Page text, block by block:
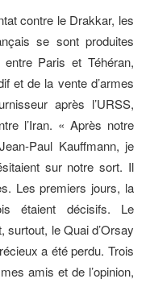
contre le Drakkar, les
se sont produites
Paris et Téhéran,
et de la vente d’armes
après l’URSS,
l’Iran. « Après notre
Paul Kauffmann, je
sur notre sort. Il
Les premiers jours, la
étaient décisifs. Le
surtout, le Quai d’Orsay
a été perdu. Trois
amis et de l’opinion,